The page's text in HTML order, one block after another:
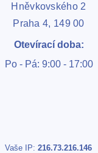
Vaše IP: 216.73.216.146
Hněvkovského 2
Praha 4, 149 00
Otevírací doba:
Po - Pá: 9:00 - 17:00